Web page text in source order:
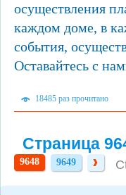
осуществления
каждом доме, в
события,
Оставайтесь с
18485 раз прочитано
Страница
9648 9649
9649